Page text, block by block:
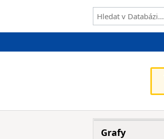
Grafy